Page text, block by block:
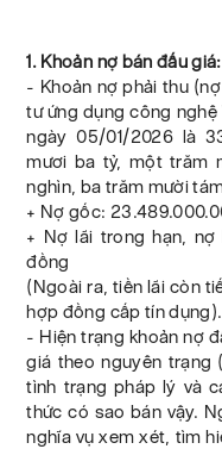
1. Khoản nợ bán đấu giá:
- Khoản nợ phải thu
tư ứng dụng công nghệ
ngày 05/01/2026 là
mươi ba tỷ, một trăm
nghìn, ba trăm mười
+ Nợ gốc:
+ Nợ lãi trong hạn, nợ
đồng
(Ngoài ra, tiền lãi còn
hợp đồng cấp tín dụng).
- Hiện trạng khoản nợ
giá theo nguyên trạng
tình trạng pháp lý và
thức có sao bán vậy.
nghĩa vụ xem xét, tìm